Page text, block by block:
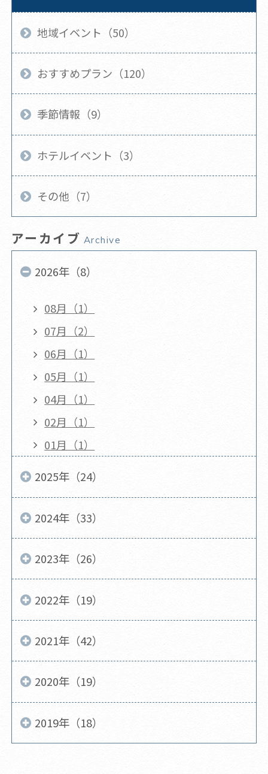
地域イベント（50）
おすすめプラン（120）
季節情報（9）
ホテルイベント（3）
その他（7）
アーカイブ Archive
2026年（8）
08月（1）
07月（2）
06月（1）
05月（1）
04月（1）
02月（1）
01月（1）
2025年（24）
2024年（33）
2023年（26）
2022年（19）
2021年（42）
2020年（19）
2019年（18）